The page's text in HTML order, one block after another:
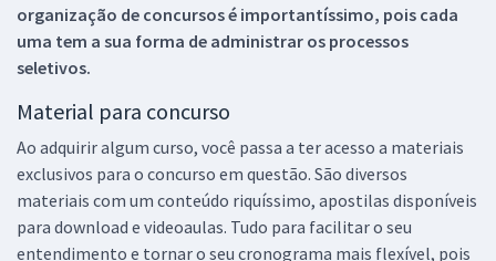
organização de concursos é importantíssimo, pois cada
uma tem a sua forma de administrar os processos
seletivos.
Material para concurso
Ao adquirir algum curso, você passa a ter acesso a materiais
exclusivos para o concurso em questão. São diversos
materiais com um conteúdo riquíssimo, apostilas disponíveis
para download e videoaulas. Tudo para facilitar o seu
entendimento e tornar o seu cronograma mais flexível, pois